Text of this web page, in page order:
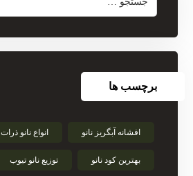
برچسب ها
افشانه آبگریز نانو انواع نانو ذرات
بهترین کود نانو توزیع نانو تیوب